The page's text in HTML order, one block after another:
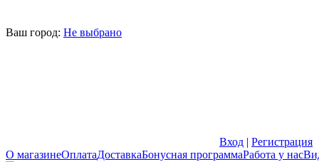
Ваш город: Не выбрано
Вход | Регистрация
О магазинеОплатаДоставкаБонусная программаРабота у нас